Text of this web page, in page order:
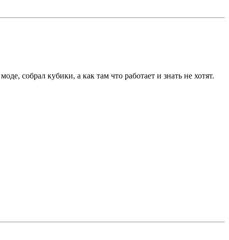
собрал кубики, а как там что работает и знать не хотят.